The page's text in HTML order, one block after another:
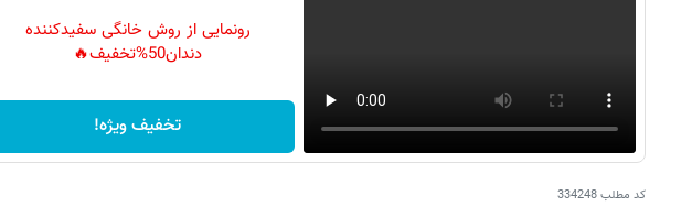
رونمایی از روش خانگی سفیدکننده
دندان50%تخفیف🔥
تخفیف ویژه!
کد مطلب334248